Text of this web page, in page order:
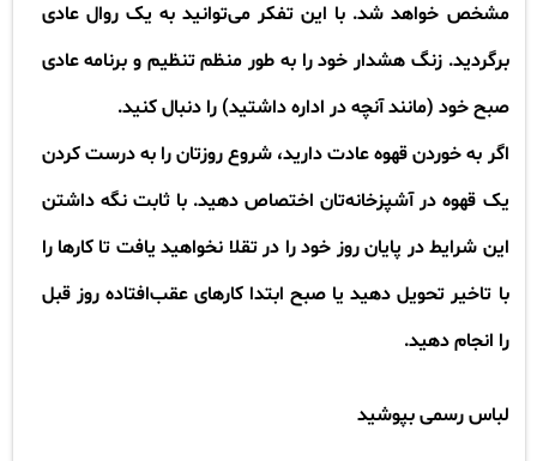
مشخص خواهد شد. با این تفکر می‌توانید به یک روال عادی
برگردید. زنگ هشدار خود را به طور منظم تنظیم و برنامه عادی
صبح خود (مانند آنچه در اداره داشتید) را دنبال کنید.
اگر به خوردن قهوه عادت دارید، شروع روزتان را به درست کردن
یک قهوه در آشپزخانه‌تان اختصاص دهید. با ثابت نگه داشتن
این شرایط در پایان روز خود را در تقلا نخواهید یافت تا کارها را
با تاخیر تحویل دهید یا صبح ابتدا کارهای عقب‌افتاده روز قبل
را انجام دهید.
لباس رسمی بپوشید